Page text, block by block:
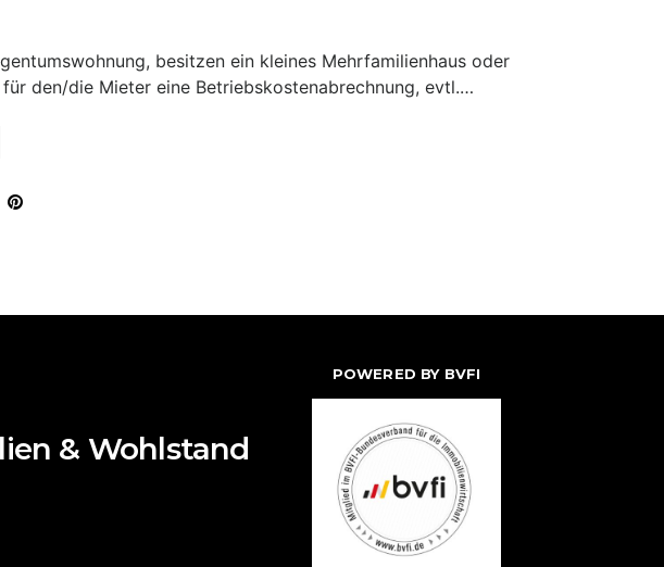
besitzen ein kleines Mehrfamilienhaus oder
den/die Mieter eine Betriebskostenabrechnung, evtl.…
& Wohlstand
POWERED BY BVFI